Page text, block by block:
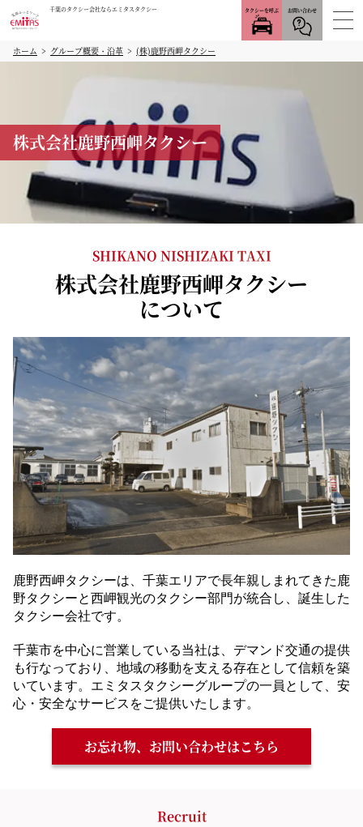
千葉のタクシー会社ならエミタスタクシー タクシーを呼ぶ お問い合わせ
ホーム グループ概要・沿革 (株)鹿野西岬タクシー
株式会社鹿野西岬タクシー
SHIKANO NISHIZAKI TAXI
株式会社鹿野西岬タクシー
について
鹿野西岬タクシーは、千葉エリアで長年親しまれてきた鹿
野タクシーと西岬観光のタクシー部門が統合し、誕生した
タクシー会社です。
千葉市を中心に営業している当社は、デマンド交通の提供
も行なっており、地域の移動を支える存在として信頼を築
いています。エミタスタクシーグループの一員として、安
心・安全なサービスをご提供いたします。
お忘れ物、お問い合わせはこちら
Recruit